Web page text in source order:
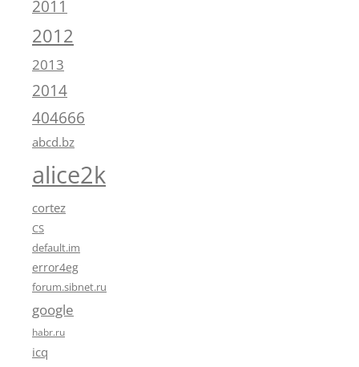
2011
2012
2013
2014
404666
abcd.bz
alice2k
cortez
CS
default.im
error4eg
forum.sibnet.ru
google
habr.ru
icq